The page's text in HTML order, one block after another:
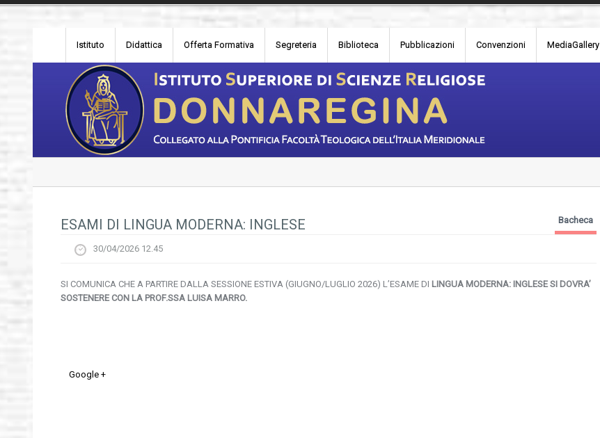
Istituto Didattica Offerta Formativa Segreteria Biblioteca Pubblicazioni Convenzioni MediaGallery
ESAMI DI LINGUA MODERNA: INGLESE Bacheca
30/04/2026 12.45
SI COMUNICA CHE A PARTIRE DALLA SESSIONE ESTIVA (GIUGNO/LUGLIO 2026) L’ESAME DI LINGUA MODERNA: INGLESE SI DOVRA’
SOSTENERE CON LA PROF.SSA LUISA MARRO.
Google +